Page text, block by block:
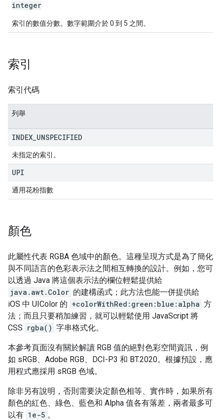
integer
索引的數值分數。數字範圍介於 0 到 5 之間。
索引
索引代碼
列舉
INDEX UNSPECIFIED
未指定的索引。
UPI
通用花粉指數
顏色
此屬性代表 RGBA 色域中的顏色。這種呈現方式是為了簡化
與不同語言的色彩表示法之間相互轉換的設計。例如，您可
以透過 Java 將這個表示法的欄位輕鬆提供給
java.awt.Color 的建構函式；此方法也能一併提供給
iOS 中 UIColor 的 +colorWithRed:green:blue:alpha 方
法；而且只要稍加練習，就可以輕鬆使用 JavaScript 將
CSS rgba() 字串格式化。
本參考頁面沒有關於解讀 RGB 值的絕對色彩空間資訊，例
如 sRGB、Adobe RGB、DCI-P3 和 BT.2020。根據預設，應
用程式應採用 sRGB 色域。
除非另有說明，否則需要決定顏色相等、實作時，如果所有
顏色的紅色、綠色、藍色和 Alpha 值各有落差，兩者最多可
以有 1e-5 。